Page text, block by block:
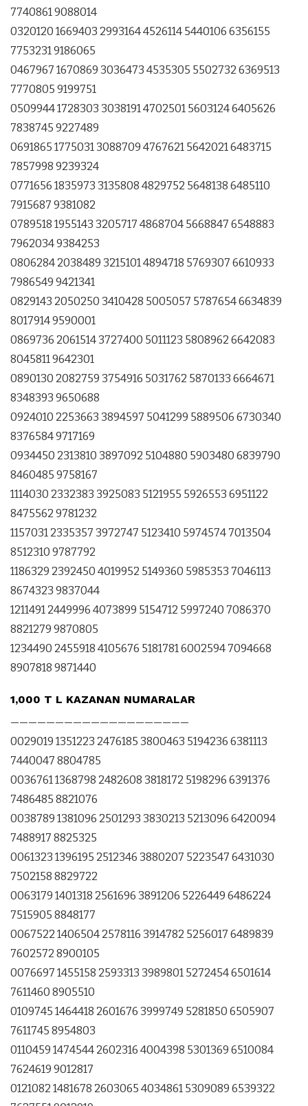
7740861 9088014
0320120 1669403 2993164 4526114 5440106 6356155
7753231 9186065
0467967 1670869 3036473 4535305 5502732 6369513
7770805 9199751
0509944 1728303 3038191 4702501 5603124 6405626
7838745 9227489
0691865 1775031 3088709 4767621 5642021 6483715
7857998 9239324
0771656 1835973 3135808 4829752 5648138 6485110
7915687 9381082
0789518 1955143 3205717 4868704 5668847 6548883
7962034 9384253
0806284 2038489 3215101 4894718 5769307 6610933
7986549 9421341
0829143 2050250 3410428 5005057 5787654 6634839
8017914 9590001
0869736 2061514 3727400 5011123 5808962 6642083
8045811 9642301
0890130 2082759 3754916 5031762 5870133 6664671
8348393 9650688
0924010 2253663 3894597 5041299 5889506 6730340
8376584 9717169
0934450 2313810 3897092 5104880 5903480 6839790
8460485 9758167
1114030 2332383 3925083 5121955 5926553 6951122
8475562 9781232
1157031 2335357 3972747 5123410 5974574 7013504
8512310 9787792
1186329 2392450 4019952 5149360 5985353 7046113
8674323 9837044
1211491 2449996 4073899 5154712 5997240 7086370
8821279 9870805
1234490 2455918 4105676 5181781 6002594 7094668
8907818 9871440
1,000 T L KAZANAN NUMARALAR
————————————————————
0029019 1351223 2476185 3800463 5194236 6381113
7440047 8804785
0036761 1368798 2482608 3818172 5198296 6391376
7486485 8821076
0038789 1381096 2501293 3830213 5213096 6420094
7488917 8825325
0061323 1396195 2512346 3880207 5223547 6431030
7502158 8829722
0063179 1401318 2561696 3891206 5226449 6486224
7515905 8848177
0067522 1406504 2578116 3914782 5256017 6489839
7602572 8900105
0076697 1455158 2593313 3989801 5272454 6501614
7611460 8905510
0109745 1464418 2601676 3999749 5281850 6505907
7611745 8954803
0110459 1474544 2602316 4004398 5301369 6510084
7624619 9012817
0121082 1481678 2603065 4034861 5309089 6539322